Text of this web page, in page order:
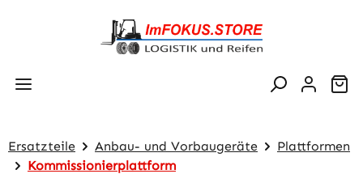
Zum Hauptinhalt springen
Ersatzteile Anbau- und Vorbaugeräte
Plattformen
Kommissionierplattform